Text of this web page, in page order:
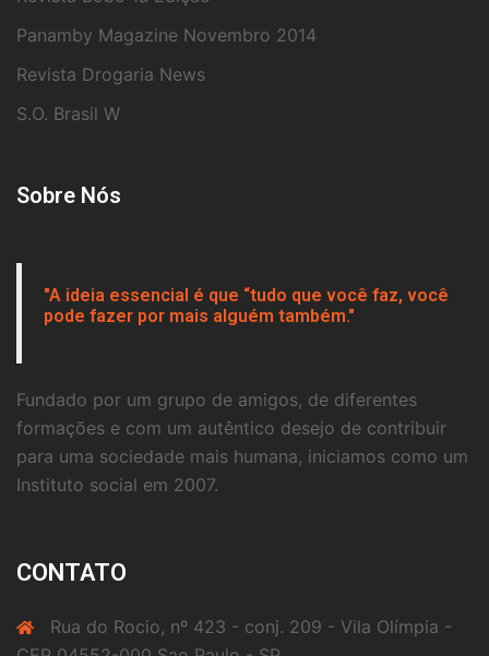
Panamby Magazine Novembro 2014
Revista Drogaria News
S.O. Brasil W
Sobre Nós
"A ideia essencial é que “tudo que você faz, você
pode fazer por mais alguém também."
Fundado por um grupo de amigos, de diferentes
formações e com um autêntico desejo de contribuir
para uma sociedade mais humana, iniciamos como um
Instituto social em 2007.
CONTATO
Rua do Rocio, nº 423 - conj. 209 - Vila Olímpia -